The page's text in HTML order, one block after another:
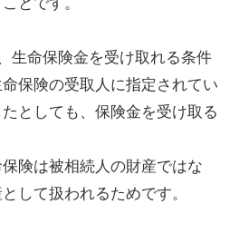
生命保険金を受け取れる条件
保険の受取人に指定されてい
としても、保険金を受け取る
険は被相続人の財産ではな
して扱われるためです。